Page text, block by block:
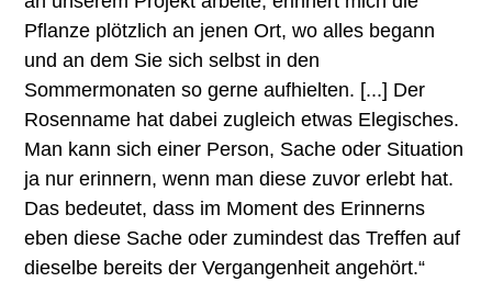
Pflanze plötzlich an jenen Ort, wo alles begann
und an dem Sie sich selbst in den
Sommermonaten so gerne aufhielten. [...] Der
Rosenname hat dabei zugleich etwas Elegisches.
Man kann sich einer Person, Sache oder Situation
ja nur erinnern, wenn man diese zuvor erlebt hat.
Das bedeutet, dass im Moment des Erinnerns
eben diese Sache oder zumindest das Treffen auf
dieselbe bereits der Vergangenheit angehört.“